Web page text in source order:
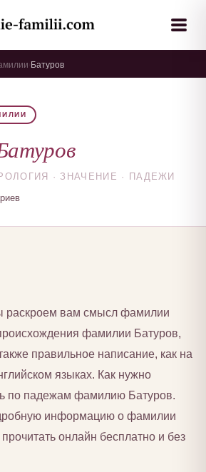
Батуров
· ЗНАЧЕНИЕ · ПАДЕЖИ
раскроем вам смысл фамилии
фамилии Батуров,
правильное написание, как на
языках. Как нужно
по падежам фамилию Батуров.
информацию о фамилии
онлайн бесплатно и без